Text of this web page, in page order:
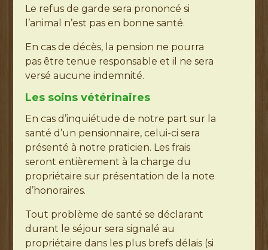
Le refus de garde sera prononcé si
l’animal n’est pas en bonne santé.
En cas de décès, la pension ne pourra
pas être tenue responsable et il ne sera
versé aucune indemnité.
Les soins vétérinaires
En cas d’inquiétude de notre part sur la
santé d’un pensionnaire, celui-ci sera
présenté à notre praticien. Les frais
seront entièrement à la charge du
propriétaire sur présentation de la note
d’honoraires.
Tout problème de santé se déclarant
durant le séjour sera signalé au
propriétaire dans les plus brefs délais (si